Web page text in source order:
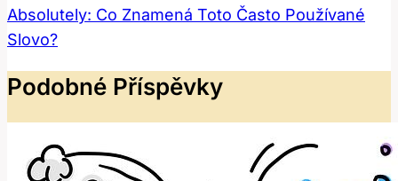
Absolutely: Co Znamená Toto Často Používané
Slovo?
Podobné Příspěvky